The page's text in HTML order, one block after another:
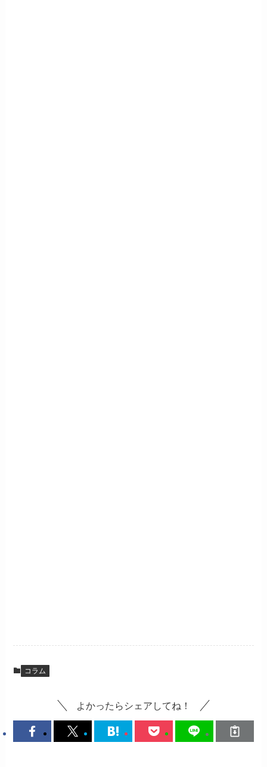
コラム
よかったらシェアしてね！